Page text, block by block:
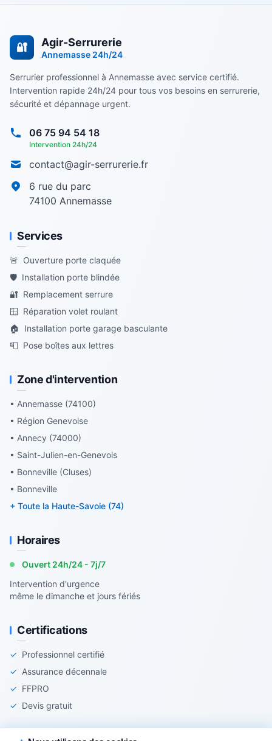
🔐 Agir-Serrurerie
Annemasse 24h/24
Serrurier professionnel à Annemasse avec service certifié.
Intervention rapide 24h/24 pour tous vos besoins en serrurerie,
sécurité et dépannage urgent.
06 75 94 54 18
Intervention 24h/24
contact@agir-serrurerie.fr
6 rue du parc
74100 Annemasse
Services
🚨 Ouverture porte claquée
🛡️ Installation porte blindée
🔐 Remplacement serrure
🪟 Réparation volet roulant
🏠
Installation porte garage basculante
📮 Pose boîtes aux lettres
Zone d'intervention
• Annemasse (74100)
• Région Genevoise
• Annecy (74000)
• Saint-Julien-en-Genevois
• Bonneville (Cluses)
• Bonneville
+ Toute la Haute-Savoie (74)
Horaires
Ouvert 24h/24 - 7j/7
Intervention d'urgence
même le dimanche et jours fériés
Certifications
✓ Professionnel certifié
✓ Assurance décennale
✓ FFPRO
✓ Devis gratuit